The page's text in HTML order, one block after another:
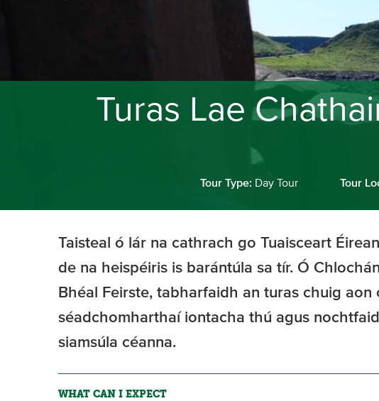
Turas Lae
Tour Type: Day Tour Tour
Taisteal ó lár na cathrach go Tuaisceart
de na heispéiris is barántúla sa tír. Ó
Bhéal Feirste, tabharfaidh an turas chuig aon
séadchomharthaí iontacha thú agus
siamsúla céanna.
WHAT CAN I EXPECT